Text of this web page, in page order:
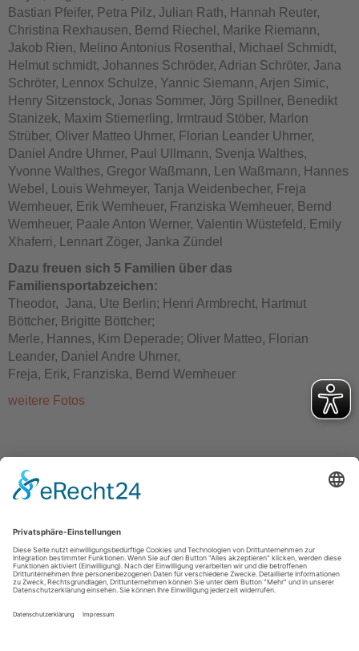
Bastian Pfeifer, Petra Pilz, Julian Rath, Hannah Reuter,
Christina Rexhausen, Bernd Riechel, Marike Riemann,
Jakob Rien, Melino Antonius Rosenthal, Michael Schmidt,
Helmut schmidt, Johannes Schröder, Adrian Schröter, Jana
Schröter, Lennox Schulze, Yannic Siemann, Arjen Simic,
Henry Sitzenstock, Jonas Sommer, Jörg Spillner, Benedikt
Stanizek, Maxim Stiemerling, Irmtraud Stöber, Marlon
Strüber, Oliver Matteo Uhrner, Florian Leander Uhrner,
Daniel Andre Uhrner, Paul Ullmann, Svenja Walthes,
Yvonne Walthes, Gregor Waßmann, Len Waßmann, Hannes
Webel, Louis Wehmeyer, Tanja Weidenbecher, Freja
Wemheuer, Erik Wemheuer, Franziska Wemheuer, Bernd
Wemheuer, Paale Anton Werner, Valentin Wüstefeld, Emily
Xhaferri, Lennart Zöger, Janka Zündel
Dazu freuen sich 5 Familien über das
Familiensportabzeichen:
Theodor, Jana, Ute Berlin; Henri Armbrecht, Hartmut
Böttcher, Brigitte Böttcher;
Merle, Hannes, Kim Deperade; Oliver Matteo, Florian
Leander, Daniel Andre Uhrner,
Freja, Erik, Franziska, Bernd Wemheuer
weitere Fotos
Otto-Escher-Str. 3
37197 Hattorf am Harz